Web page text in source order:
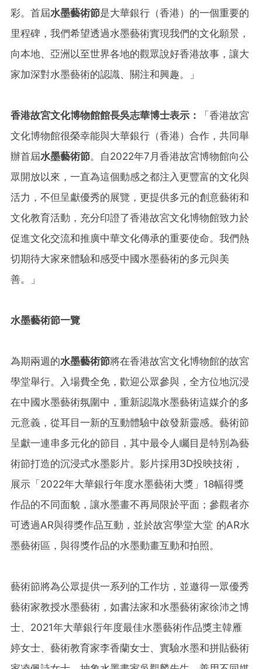
彩。首屆水墨藝術節是大華銀行（香港）的一個重要的
里程碑，我們希望透過水墨藝術實現我們的文化願景，
向本地、亞洲以至世界各地的觀眾說好香港故事，讓大
家加深對水墨藝術的認識、關注和興趣。」
香港故宮文化博物館館長吳志華博士表示：
「香港故宮
文化博物館很榮幸能與大華銀行（香港）合作，共同舉
辦首屆水墨藝術節。自2022年7月香港故宮博物館向公
眾開放以來，一直為這個動感之都注入更豐富的文化與
活力，不但呈獻優秀的展覽，更提供多元的創意藝術和
文化教育活動，充分印證了香港故宮文化博物館致力於
促進文化交流和推廣中華文化傳承的重要使命。我們熱
切期待大家來體驗和感受中國水墨藝術的多元與美
善。」
水墨藝術節一覽
為期兩週的水墨藝術節將在香港故宮文化博物館的故宮
學堂舉行。入場費全免，歡迎公眾參與，全方位地沉浸
在中國水墨藝術氛圍中，重新認識水墨藝術這媒介的多
元意義，從耳目一新的互動體驗中啟發新靈感。藝術節
呈獻一連串多元化的節目，其中最令人矚目是特別為藝
術節打造的沉浸式水墨影片。影片採用3D投映技術，
展示「2022年大華銀行年度水墨藝術大獎」18幅得獎
作品的不同面貌，讓水墨畫不再局限於平面；參觀者亦
可透過AR與得獎作品互動，並於故宮學堂大堂 的AR水
墨藝術區，與得獎作品的水墨動畫互動和拍照。
藝術節將為公眾提供一系列的工作坊，並邀得一眾優秀
藝術家教授水墨藝術，如書法家和水墨藝術家徐沛之博
士、2021年大華銀行年度最佳水墨藝術作品獎主韓雁
婷女士、藝術教育家李香蘭女士、實驗水墨和拼貼藝術